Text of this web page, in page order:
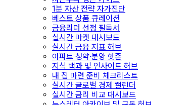
1분 자산 전략 자가진단
베스트 상품 큐레이션
금융리더 선정 필독서
실시간 마켓 대시보드
실시간 금융 지표 허브
아파트 청약·분양 핫존
지식 백과 및 인사이트 허브
내 집 마련 준비 체크리스트
실시간 글로벌 경제 캘린더
실시간 금리 비교 대시보드